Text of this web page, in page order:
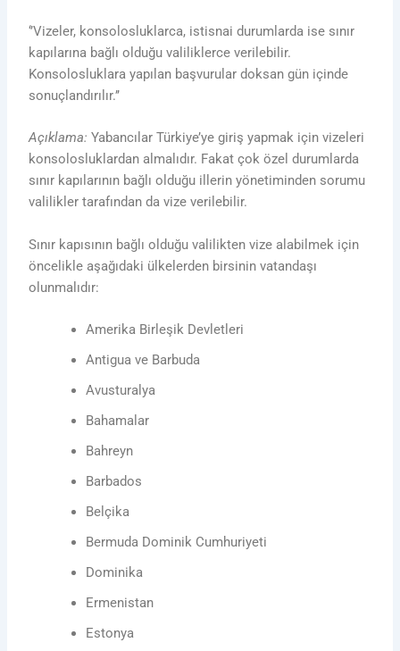
‘’Vizeler, konsolosluklarca, istisnai durumlarda ise sınır
kapılarına bağlı olduğu valiliklerce verilebilir.
Konsolosluklara yapılan başvurular doksan gün içinde
sonuçlandırılır.’’
Açıklama:Yabancılar Türkiye’ye giriş yapmak için vizeleri
konsolosluklardan almalıdır. Fakat çok özel durumlarda
sınır kapılarının bağlı olduğu illerin yönetiminden sorumu
valilikler tarafından da vize verilebilir.
Sınır kapısının bağlı olduğu valilikten vize alabilmek için
öncelikle aşağıdaki ülkelerden birsinin vatandaşı
olunmalıdır:
Amerika Birleşik Devletleri
Antigua ve Barbuda
Avusturalya
Bahamalar
Bahreyn
Barbados
Belçika
Bermuda Dominik Cumhuriyeti
Dominika
Ermenistan
Estonya